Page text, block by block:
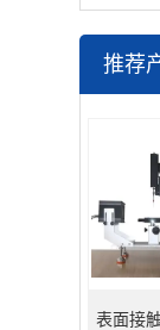
推荐
表面接